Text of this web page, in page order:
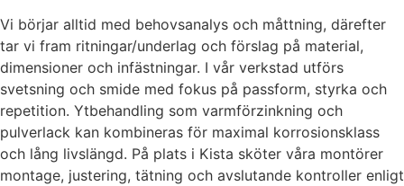
Vi börjar alltid med behovsanalys och måttning, därefter
tar vi fram ritningar/underlag och förslag på material,
dimensioner och infästningar. I vår verkstad utförs
svetsning och smide med fokus på passform, styrka och
repetition. Ytbehandling som varmförzinkning och
pulverlack kan kombineras för maximal korrosionsklass
och lång livslängd. På plats i Kista sköter våra montörer
montage, justering, tätning och avslutande kontroller enligt